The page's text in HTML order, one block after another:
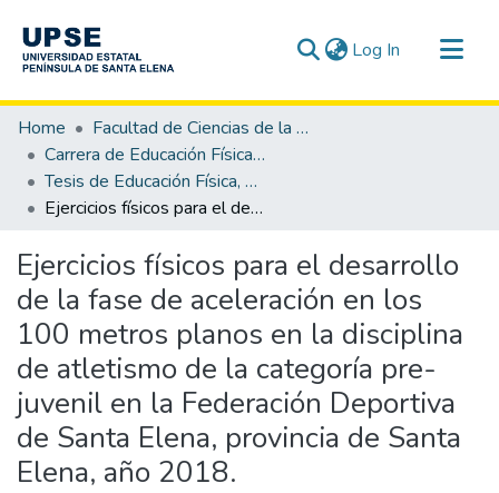
Log In (current)
Communities & Collections
All of DSpace
Statistics
Home
Facultad de Ciencias de la Educación e Idiomas
Carrera de Educación Física, Deporte y Recreación
Tesis de Educación Física, Deporte y Recreación
Ejercicios físicos para el desarrollo de la fase de aceleración en los 100 metros planos en la disciplina de atletismo de la categoría pre-juvenil en la Federación Deportiva de Santa Elena, provincia de Santa Elena, año 2018.
Ejercicios físicos para el desarrollo
de la fase de aceleración en los
100 metros planos en la disciplina
de atletismo de la categoría pre-
juvenil en la Federación Deportiva
de Santa Elena, provincia de Santa
Elena, año 2018.